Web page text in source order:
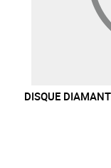
DISQUE